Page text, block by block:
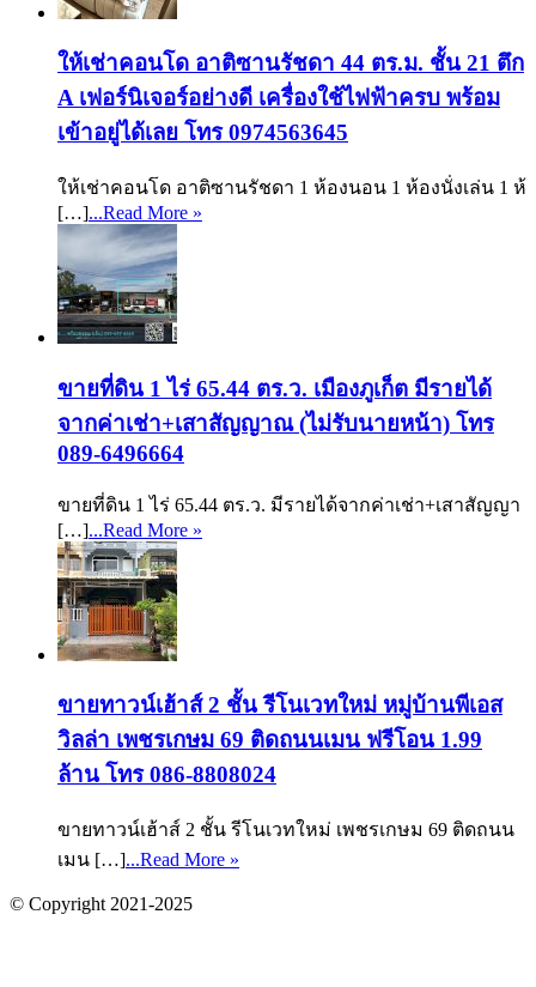
ให้เช่าคอนโด อาติซานรัชดา 44 ตร.ม. ชั้น 21 ตึก
A เฟอร์นิเจอร์อย่างดี เครื่องใช้ไฟฟ้าครบ พร้อม
เข้าอยู่ได้เลย โทร 0974563645
ให้เช่าคอนโด อาติซานรัชดา 1 ห้องนอน 1 ห้องนั่งเล่น 1 ห้
[…]...Read More »
ขายที่ดิน 1 ไร่ 65.44 ตร.ว. เมืองภูเก็ต มีรายได้
จากค่าเช่า+เสาสัญญาณ (ไม่รับนายหน้า) โทร
089-6496664
ขายที่ดิน 1 ไร่ 65.44 ตร.ว. มีรายได้จากค่าเช่า+เสาสัญญา
[…]...Read More »
ขายทาวน์เฮ้าส์ 2 ชั้น รีโนเวทใหม่ หมู่บ้านพีเอส
วิลล่า เพชรเกษม 69 ติดถนนเมน ฟรีโอน 1.99
ล้าน โทร 086-8808024
ขายทาวน์เฮ้าส์ 2 ชั้น รีโนเวทใหม่ เพชรเกษม 69 ติดถนน
เมน […]...Read More »
© Copyright 2021-2025